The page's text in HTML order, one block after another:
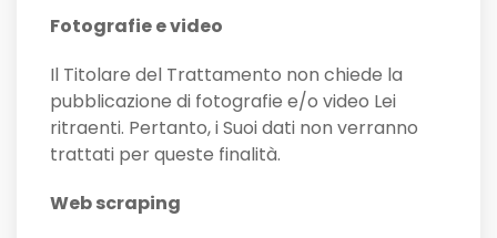
Fotografie e video
Il Titolare del Trattamento non chiede la
pubblicazione di fotografie e/o video Lei
ritraenti. Pertanto, i Suoi dati non verranno
trattati per queste finalità.
Web scraping